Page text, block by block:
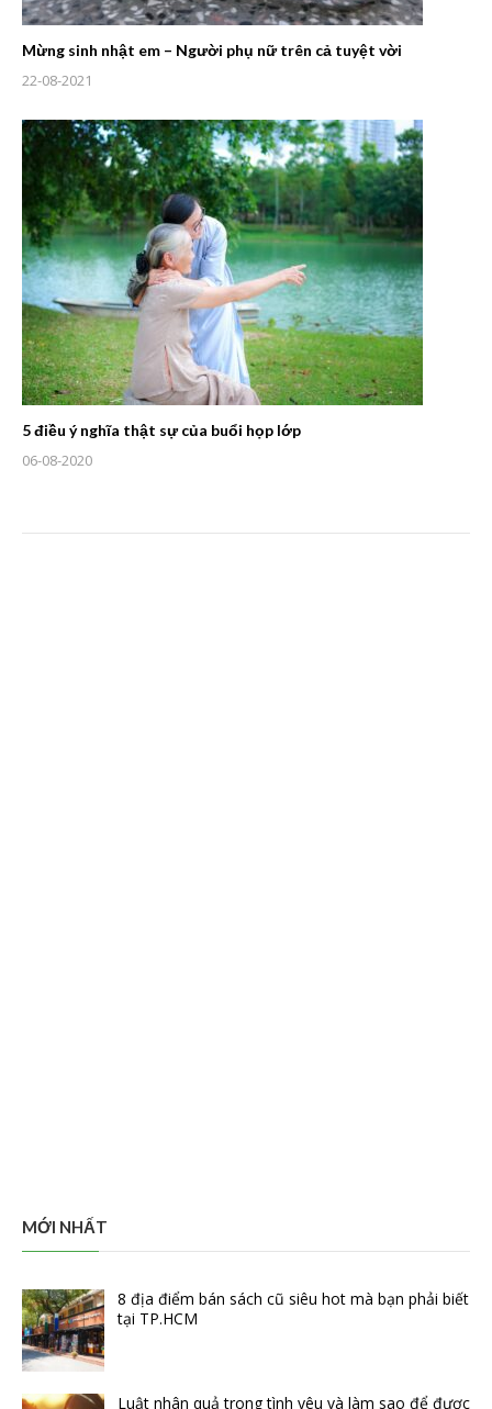
Mừng sinh nhật em – Người phụ nữ trên cả tuyệt vời
22-08-2021
5 điều ý nghĩa thật sự của buổi họp lớp
06-08-2020
MỚI NHẤT
8 địa điểm bán sách cũ siêu hot mà bạn phải biết
tại TP.HCM
Luật nhân quả trong tình yêu và làm sao để được